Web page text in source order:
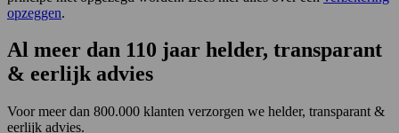
opzeggen.
Al meer dan 110 jaar helder, transparant
& eerlijk advies
Voor meer dan 800.000 klanten verzorgen we helder, transparant &
eerlijk advies.